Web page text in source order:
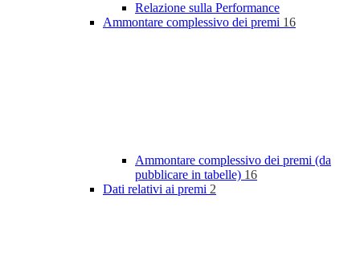
Relazione sulla Performance
Ammontare complessivo dei premi 16
Ammontare complessivo dei premi (da
pubblicare in tabelle) 16
Dati relativi ai premi 2